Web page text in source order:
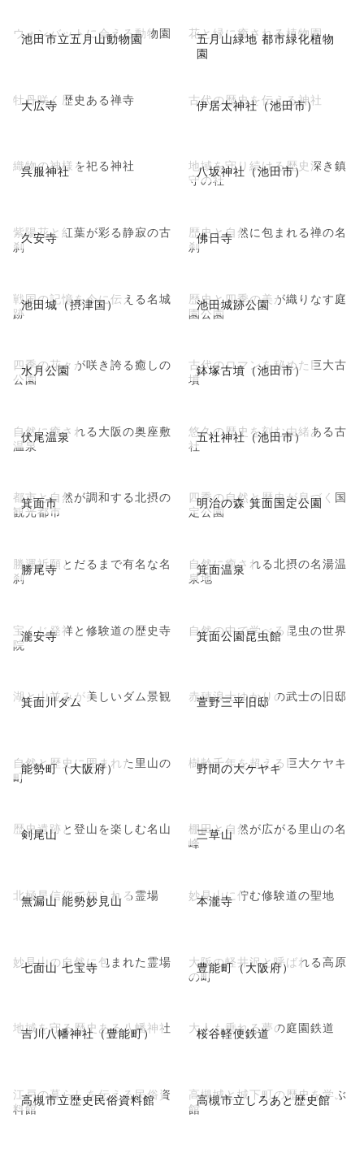
池田市立五月山動物園
ウォンバットに会える動物園
五月山緑地 都市緑化植物
園
花と緑に癒される植物園
大広寺
牡丹咲く歴史ある禅寺 伊居太神社（池田市）
古代の歴史を伝える神社
呉服神社
織物の神様を祀る神社 八坂神社（池田市）
地域を守り続ける歴史深き鎮
守の社
久安寺
紫陽花と紅葉が彩る静寂の古
刹
佛日寺
歴史と自然に包まれる禅の名
刹
池田城（摂津国）
戦国の記憶を今に伝える名城
跡
池田城跡公園
歴史と四季の美が織りなす庭
園公園
水月公園
四季の花々が咲き誇る癒しの
公園
鉢塚古墳（池田市）
古代のロマンを秘めた巨大古
墳
伏尾温泉
自然に癒される大阪の奥座敷
温泉
五社神社（池田市）
悠久の歴史を刻む由緒ある古
社
箕面市
都市と自然が調和する北摂の
観光都市
明治の森 箕面国定公園
四季の自然と歴史が息づく国
定公園
勝尾寺
勝運祈願とだるまで有名な名
刹
箕面温泉
自然に癒される北摂の名湯温
泉地
瀧安寺
宝くじ発祥と修験道の歴史寺
院
箕面公園昆虫館
自然の中で学べる昆虫の世界
箕面川ダム
湖と山並みが美しいダム景観 萱野三平旧邸
赤穂浪士ゆかりの武士の旧邸
能勢町（大阪府）
自然と歴史に囲まれた里山の
町
野間の大ケヤキ
樹齢千年を超える巨大ケヤキ
剣尾山
歴史遺跡と登山を楽しむ名山 三草山
棚田と自然が広がる里山の名
峰
無漏山 能勢妙見山
北極星信仰で知られる霊場 本瀧寺
妙見山に佇む修験道の聖地
七面山 七宝寺
妙見山の自然に包まれた霊場 豊能町（大阪府）
大阪の軽井沢と呼ばれる高原
の町
吉川八幡神社（豊能町）
地域を守る歴史ある八幡神社 桜谷軽便鉄道
大人も乗れる夢の庭園鉄道
高槻市立歴史民俗資料館
江戸の暮らしを伝える民俗資
料館
高槻市立しろあと歴史館
高槻城と城下町の歴史を学ぶ
館